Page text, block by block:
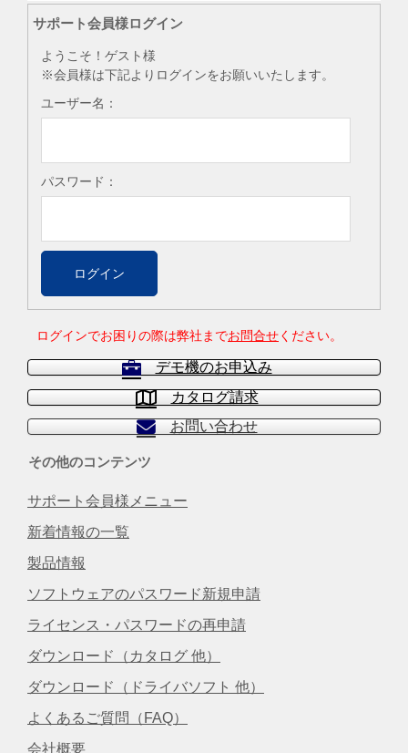
ご使用時のサポート終了のご案
内
2019/11/14
Windows 7 のサポートが2020年1月14日に、
Office 2010のサポートが2020年10月13日に終了
す。 弊社製品もWindowsを…[…]
2018/06/20
「テレメジャー」の新規販売は2012年11月末日
にて終了させていただいておりますが、 本シリ
ーズの修理受付及びサポートにつきましても
2018年11月末日を持ちまして終了いたします。
DR-200U または DR-200mini を
windows７でご使用の場合の不
具合について
DR-200U または DR-200mini のドライバソフト
「TelemDriverV672_x86」の場合、 Windows７
で正常に動作…
2007 ご使用時のサポート終了の
Windows Vista のサポートが2017年4月11日
に、office 2007のサポートが2017年10月10日に
ます。 弊社製品もWind…[…]
サポート会員様ログイン
ようこそ！ゲスト様
※会員様は下記よりログインをお願いいたします。
ユーザー名：
パスワード：
ログインでお困りの際は弊社までお問合せください。
デモ機のお申込み
カタログ請求
お問い合わせ
その他のコンテンツ
サポート会員様メニュー
新着情報の一覧
製品情報
ソフトウェアのパスワード新規申請
ライセンス・パスワードの再申請
ダウンロード（カタログ 他）
ダウンロード（ドライバソフト 他）
よくあるご質問（FAQ）
会社概要